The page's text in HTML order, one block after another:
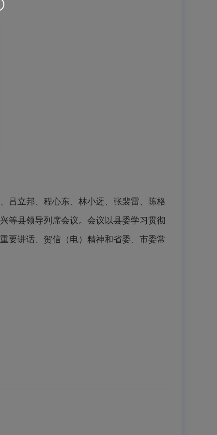
立邦、程心东、林小迓、张裴雷、陈格
等县领导列席会议。会议以县委学习贯彻
要讲话、贺信（电）精神和省委、市委常